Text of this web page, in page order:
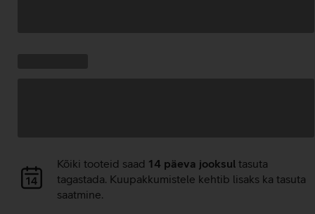
Andmete
laadimine
Kõiki tooteid saad 14 päeva jooksul tasuta
tagastada. Kuupakkumistele kehtib lisaks ka tasuta
saatmine.